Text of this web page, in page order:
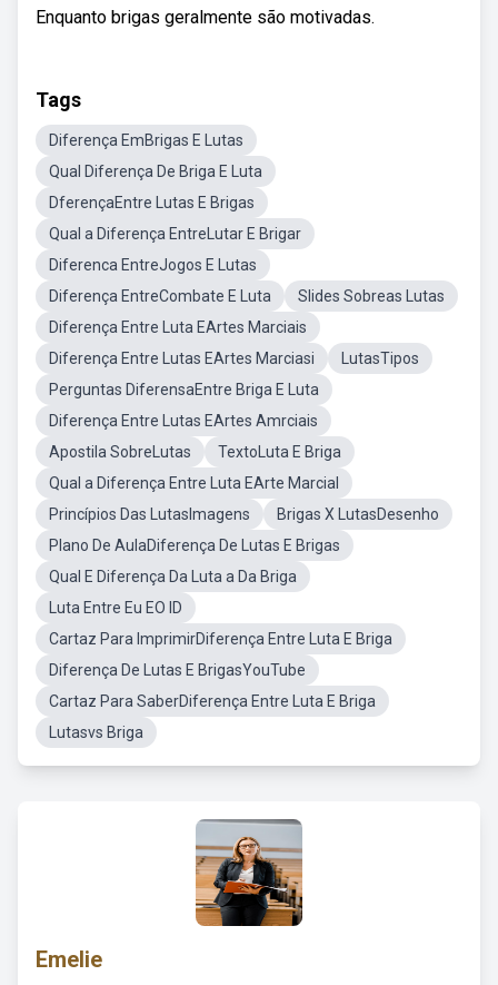
Enquanto brigas geralmente são motivadas.
Tags
Diferença EmBrigas E Lutas
Qual Diferença De Briga E Luta
DferençaEntre Lutas E Brigas
Qual a Diferença EntreLutar E Brigar
Diferenca EntreJogos E Lutas
Diferença EntreCombate E Luta
Slides Sobreas Lutas
Diferença Entre Luta EArtes Marciais
Diferença Entre Lutas EArtes Marciasi
LutasTipos
Perguntas DiferensaEntre Briga E Luta
Diferença Entre Lutas EArtes Amrciais
Apostila SobreLutas
TextoLuta E Briga
Qual a Diferença Entre Luta EArte Marcial
Princípios Das LutasImagens
Brigas X LutasDesenho
Plano De AulaDiferença De Lutas E Brigas
Qual E Diferença Da Luta a Da Briga
Luta Entre Eu EO ID
Cartaz Para ImprimirDiferença Entre Luta E Briga
Diferença De Lutas E BrigasYouTube
Cartaz Para SaberDiferença Entre Luta E Briga
Lutasvs Briga
Emelie